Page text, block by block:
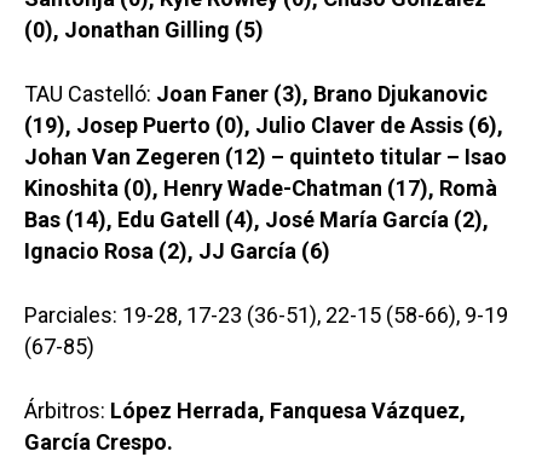
(0), Jonathan Gilling (5)
TAU Castelló: Joan Faner (3), Brano Djukanovic
(19), Josep Puerto (0), Julio Claver de Assis (6),
Johan Van Zegeren (12) – quinteto titular – Isao
Kinoshita (0), Henry Wade-Chatman (17), Romà
Bas (14), Edu Gatell (4), José María García (2),
Ignacio Rosa (2), JJ García (6)
Parciales: 19-28, 17-23 (36-51), 22-15 (58-66), 9-19
(67-85)
Árbitros: López Herrada, Fanquesa Vázquez,
García Crespo.